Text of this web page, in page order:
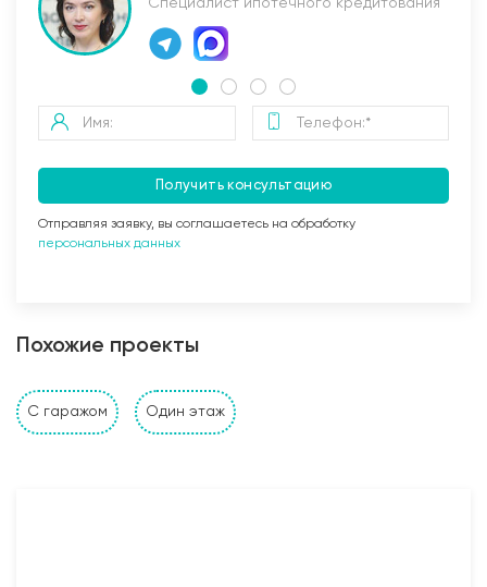
Стены и перегородки дома
1. Наружные и внутренние несущие стены выполнены
Специалист ипотечного кредитования
Получить консультацию
Отправляя заявку, вы соглашаетесь на обработку
персональных данных
Похожие проекты
С гаражом Один этаж